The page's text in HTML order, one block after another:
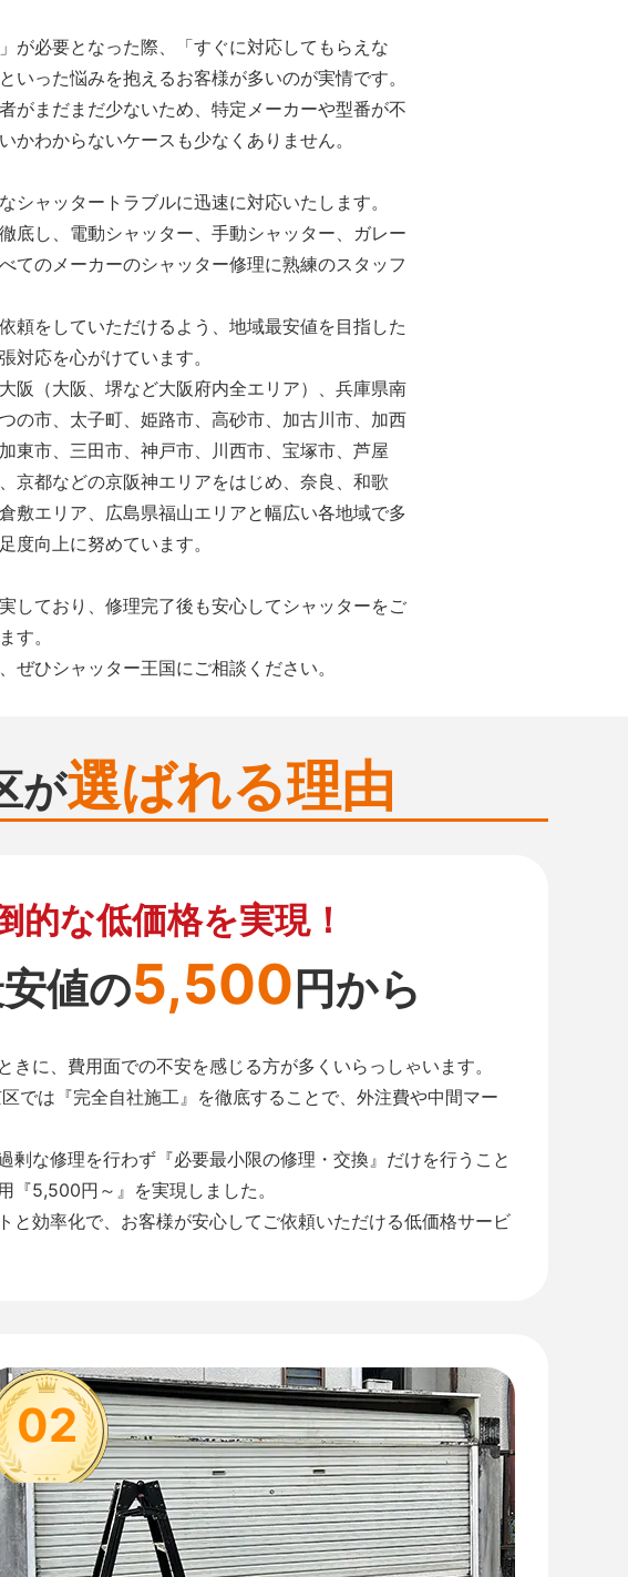
が必要となった際、「すぐに対応してもらえな
いった悩みを抱えるお客様が多いのが実情です。
がまだまだ少ないため、特定メーカーや型番が不
かわからないケースも少なくありません。
シャッタートラブルに迅速に対応いたします。
底し、電動シャッター、手動シャッター、ガレー
てのメーカーのシャッター修理に熟練のスタッフ
頼をしていただけるよう、地域最安値を目指した
対応を心がけています。
阪（大阪、堺など大阪府内全エリア）、兵庫県南
の市、太子町、姫路市、高砂市、加古川市、加西
東市、三田市、神戸市、川西市、宝塚市、芦屋
京都などの京阪神エリアをはじめ、奈良、和歌
敷エリア、広島県福山エリアと幅広い各地域で多
度向上に努めています。
しており、修理完了後も安心してシャッターをご
す。
ぜひシャッター王国にご相談ください。
が選ばれる理由
的な低価格を実現！
値の5,500円から
きに、費用面での不安を感じる方が多くいらっしゃいます。
では『完全自社施工』を徹底することで、外注費や中間マー
剰な修理を行わず『必要最小限の修理・交換』だけを行うこと
『5,500円～』を実現しました。
と効率化で、お客様が安心してご依頼いただける低価格サービ
02